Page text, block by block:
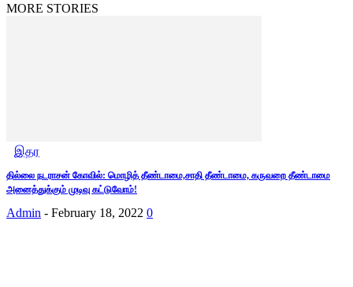
MORE STORIES
இதர
தில்லை நடராசன் கோவில்: மொழித் தீண்டாமை,சாதி தீண்டாமை, கருவறை தீண்டாமை
அனைத்துக்கும் முடிவு கட்டுவோம்!
Admin - February 18, 2022 0